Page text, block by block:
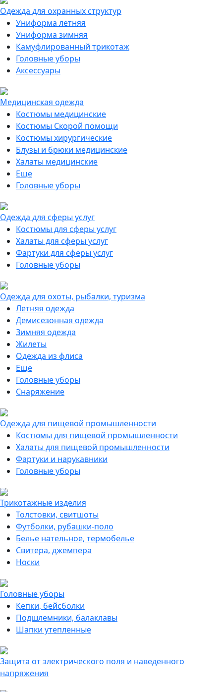
Одежда для охранных структур
Униформа летняя
Униформа зимняя
Камуфлированный трикотаж
Головные уборы
Аксессуары
Медицинская одежда
Костюмы медицинские
Костюмы Скорой помощи
Костюмы хирургические
Блузы и брюки медицинские
Халаты медицинские
Еще
Головные уборы
Одежда для сферы услуг
Костюмы для сферы услуг
Халаты для сферы услуг
Фартуки для сферы услуг
Головные уборы
Одежда для охоты, рыбалки, туризма
Летняя одежда
Демисезонная одежда
Зимняя одежда
Жилеты
Одежда из флиса
Еще
Головные уборы
Снаряжение
Одежда для пищевой промышленности
Костюмы для пищевой промышленности
Халаты для пищевой промышленности
Фартуки и нарукавники
Головные уборы
Трикотажные изделия
Толстовки, свитшоты
Футболки, рубашки-поло
Белье нательное, термобелье
Свитера, джемпера
Носки
Головные уборы
Кепки, бейсболки
Подшлемники, балаклавы
Шапки утепленные
Защита от электрического поля и наведенного
напряжения